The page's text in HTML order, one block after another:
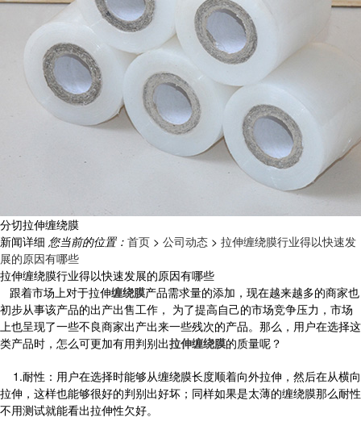
分切拉伸缠绕膜
新闻详细 您当前的位置： 首页 > 公司动态 > 拉伸缠绕膜行业得以快速发
展的原因有哪些
拉伸缠绕膜行业得以快速发展的原因有哪些
跟着市场上对于拉伸缠绕膜产品需求量的添加，现在越来越多的商家也
初步从事该产品的出产出售工作， 为了提高自己的市场竞争压力，市场
上也呈现了一些不良商家出产出来一些残次的产品。那么，用户在选择这
类产品时，怎么可更加有用判别出拉伸缠绕膜的质量呢？
1.耐性：用户在选择时能够从缠绕膜长度顺着向外拉伸，然后在从横向
拉伸，这样也能够很好的判别出好坏；同样如果是太薄的缠绕膜那么耐性
不用测试就能看出拉伸性欠好。